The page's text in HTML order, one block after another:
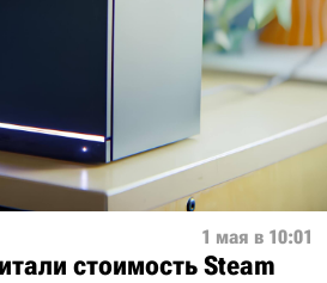
1 мая в 10:01
стоимость Steam